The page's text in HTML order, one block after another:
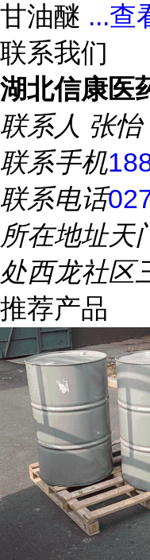
甘油醚 ...查
联系我们
湖北信康医
联系人 张怡
联系手机
联系电话
所在地址天
处西龙社区
推荐产品